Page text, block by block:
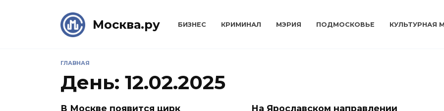
Москва.ру БИЗНЕС КРИМИНАЛ МЭРИЯ ПОДМОСКОВЬЕ КУЛЬТУРНАЯ
ГЛАВНАЯ
День: 12.02.2025
В Москве появится цирк
На Ярославском направлении